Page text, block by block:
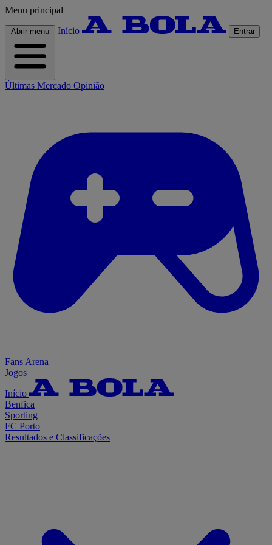
Menu principal
Abrir menu Início Entrar
Últimas Mercado Opinião
Fans Arena
Jogos
Início
Benfica
Sporting
FC Porto
Resultados e Classificações